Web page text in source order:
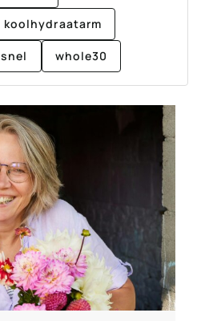
koolhydraatarm
snel whole30